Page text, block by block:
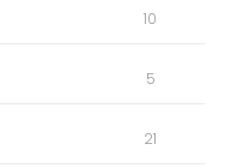
10
5
21